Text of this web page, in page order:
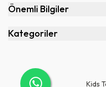
Önemli Bilgiler
Kategoriler
Kids